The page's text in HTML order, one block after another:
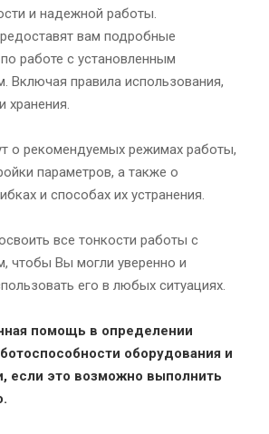
и надежной работы.
вам подробные
работе с установленным
Включая правила использования,
хранения.
о рекомендуемых режимах работы,
параметров, а также о
и способах их устранения.
все тонкости работы с
чтобы Вы могли уверенно и
его в любых ситуациях.
помощь в определении
оборудования и
если это возможно выполнить